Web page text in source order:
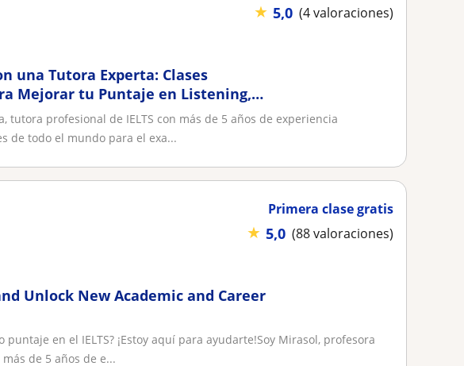
★ 5,0 (4 valoraciones)
una Tutora Experta: Clases
Mejorar tu Puntaje en Listening,
tutora profesional de IELTS con más de 5 años de experiencia
de todo el mundo para el exa...
Primera clase gratis
★ 5,0 (88 valoraciones)
Unlock New Academic and Career
en el IELTS? ¡Estoy aquí para ayudarte!Soy Mirasol, profesora
de 5 años de e...